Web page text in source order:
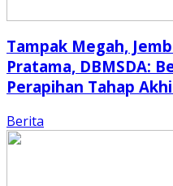
Tampak Megah,
Pratama, DBMSDA:
Perapihan Tahap
Berita